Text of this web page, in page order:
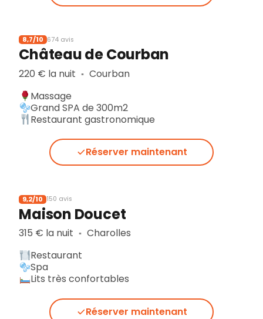
8,7/10 674 avis
Château de Courban
220 € la nuit ▪︎ Courban
Massage
Grand SPA de 300m2
Restaurant gastronomique
Réserver maintenant
9,2/10 150 avis
Maison Doucet
315 € la nuit ▪︎ Charolles
Restaurant
Spa
Lits très confortables
Réserver maintenant